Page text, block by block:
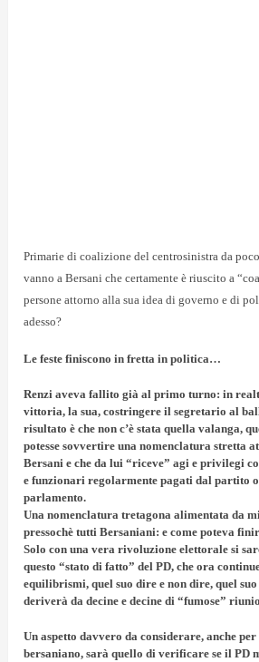
Primarie di coalizione del centrosinistra da
vanno a Bersani che certamente è riuscito a
persone attorno alla sua idea di governo e di
adesso?
Le feste finiscono in fretta in politica…
Renzi aveva fallito già al primo turno: in
vittoria, la sua, costringere il segretario al
risultato è che non c’è stata quella valanga,
potesse sovvertire una nomenclatura stretta
Bersani e che da lui “riceve” agi e privilegi
e funzionari regolarmente pagati dal partito
parlamento.
Una nomenclatura tretagona alimentata da
pressochè tutti Bersaniani: e come poteva
Solo con una vera rivoluzione elettorale si
questo “stato di fatto” del PD,che ora
equilibrismi, quel suo dire e non dire, quel
deriverà da decine e decine di “fumose”
Un aspetto davvero da considerare, anche
bersaniano, sarà quello di verificare se il PD